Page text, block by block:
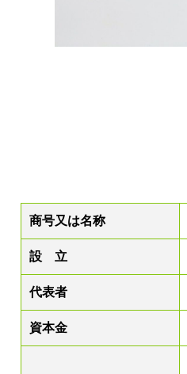
商号又は名称
設 立
代表者
資本金